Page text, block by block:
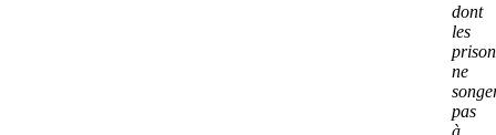
dont
les
ne
pas